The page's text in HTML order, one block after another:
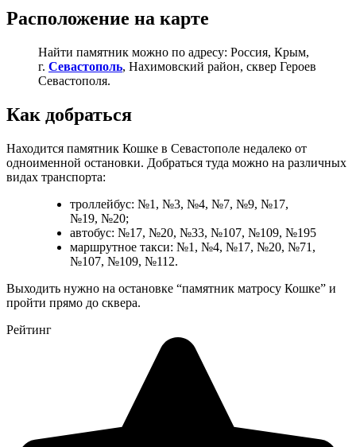
Расположение на карте
Найти памятник можно по адресу: Россия, Крым,
г. Севастополь, Нахимовский район, сквер Героев
Севастополя.
Как добраться
Находится памятник Кошке в Севастополе недалеко от
одноименной остановки. Добраться туда можно на различных
видах транспорта:
троллейбус: №1, №3, №4, №7, №9, №17,
№19, №20;
автобус: №17, №20, №33, №107, №109, №195
маршрутное такси: №1, №4, №17, №20, №71,
№107, №109, №112.
Выходить нужно на остановке “памятник матросу Кошке” и
пройти прямо до сквера.
Рейтинг